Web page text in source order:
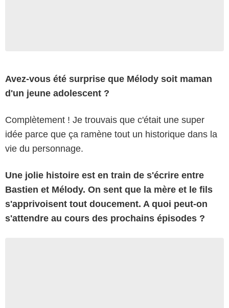
Avez-vous été surprise que Mélody soit maman
d'un jeune adolescent ?
Complètement ! Je trouvais que c'était une super
idée parce que ça ramène tout un historique dans la
vie du personnage.
Une jolie histoire est en train de s'écrire entre
Bastien et Mélody. On sent que la mère et le fils
s'apprivoisent tout doucement. A quoi peut-on
s'attendre au cours des prochains épisodes ?